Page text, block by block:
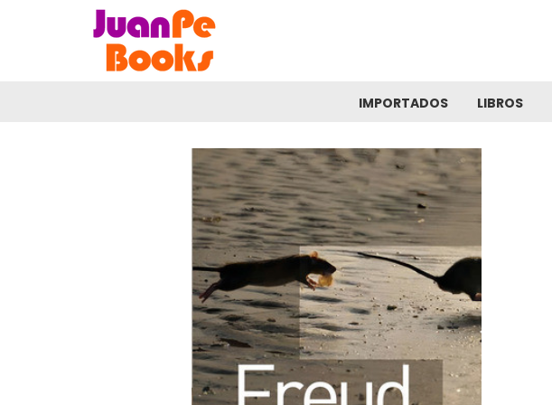
IMPORTADOS LIBROS